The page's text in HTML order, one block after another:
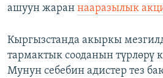
ашуун жаран нааразылык
Кыргызстанда акыркы
тармактык сооданын түрлөрү
Мунун себебин адистер тез